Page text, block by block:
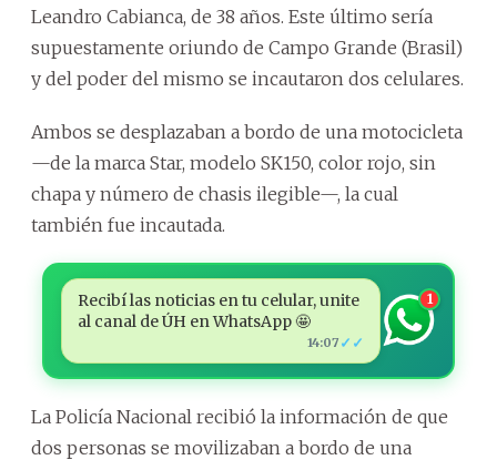
Leandro Cabianca, de 38 años. Este último sería
supuestamente oriundo de Campo Grande (Brasil)
y del poder del mismo se incautaron dos celulares.
Ambos se desplazaban a bordo de una motocicleta
—de la marca Star, modelo SK150, color rojo, sin
chapa y número de chasis ilegible—, la cual
también fue incautada.
Recibí las noticias en tu celular, unite
al canal de ÚH en WhatsApp 🤩
14:07 ✓✓
1
La Policía Nacional recibió la información de que
dos personas se movilizaban a bordo de una